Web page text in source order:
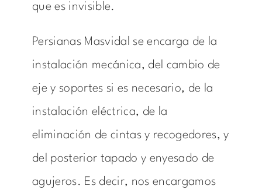
que es invisible.
Persianas Masvidal se encarga de la
instalación mecánica, del cambio de
eje y soportes si es necesario, de la
instalación eléctrica, de la
eliminación de cintas y recogedores, y
del posterior tapado y enyesado de
agujeros. Es decir, nos encargamos